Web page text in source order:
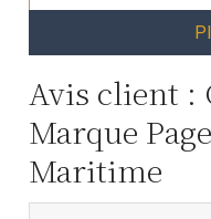
Avis client :
Marque
Maritime